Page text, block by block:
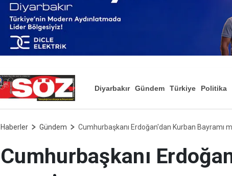
Diyarbakır Gündem Türkiye Politika
Haberler Gündem Cumhurbaşkanı Erdoğan'dan Kurban Bayramı
Cumhurbaşkanı